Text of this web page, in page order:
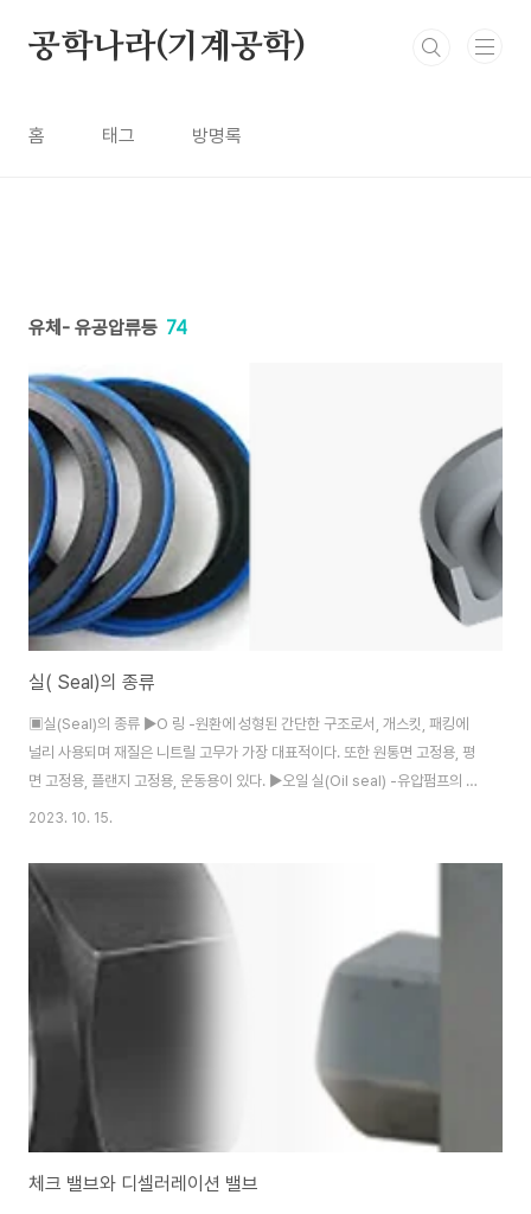
공학나라(기계공학)
홈 태그 방명록
유체- 유공압류등 74
실( Seal)의 종류
▣실(Seal)의 종류 ▶O 링 -원환에 성형된 간단한 구조로서, 개스킷, 패킹에
널리 사용되며 재질은 니트릴 고무가 가장 대표적이다. 또한 원통면 고정용, 평
면 고정용, 플랜지 고정용, 운동용이 있다. ▶오일 실(Oil seal) -유압펌프의 회
전축용, 변환밸브의 완복축용 등 저압용 실에 사용되고 그 재료는 주로 합석고
혼입 하여 압축성형한 패킹으로 V, U, L, J 형이 있다. 또한 V 형이 가장 많이
사용되며, 주로 왕복운동용으로 사용된다. ▶메커니컬 실(Mechanical seal)
-회전축을 가진 유압기기에 있어서 축둘레의 오일 누설을 방지하는 실로서 슬
라이드 재료는 보통 카본그래파이트, 세라믹 등이 사용되며, 상대재료..
2023. 10. 15.
체크 밸브와 디셀러레이션 밸브